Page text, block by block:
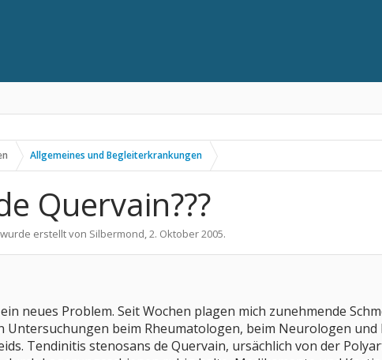
Allgemeines und Begleiterkrankungen
Quervain???
erstellt von Silbermond,2. Oktober 2005.
neues Problem. Seit Wochen plagen mich zunehmende
Untersuchungen beim Rheumatologen, beim Neurologen
Tendinitis stenosans de Quervain, ursächlich von der